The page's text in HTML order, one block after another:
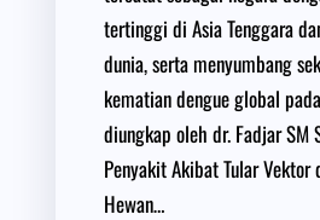
tertinggi di Asia Tenggara
dunia, serta menyumbang
kematian dengue global
diungkap oleh dr. Fadjar SM
Penyakit Akibat Tular Vektor
Hewan…